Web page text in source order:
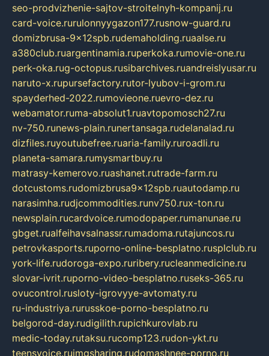
seo-prodvizhenie-sajtov-stroitelnyh-kompanij.ru
card-voice.rurulonnyygazon177.rusnow-guard.ru
domizbrusa-9x12spb.rudemaholding.ruaalse.ru
a380club.ruargentinamia.ruperkoka.rumovie-one.ru
perk-oka.rug-octopus.rusibarchives.ruandreislyusar.ru
naruto-x.rupursefactory.rutor-lyubov-i-grom.ru
spayderhed-2022.rumovieone.ruevro-dez.ru
webamator.ruma-absolut1.ruavtopomosch27.ru
nv-750.runews-plain.runertansaga.rudelanalad.ru
dizfiles.ruyoutubefree.ruaria-family.ruroadli.ru
planeta-samara.rumysmartbuy.ru
matrasy-kemerovo.ruashanet.rutrade-farm.ru
dotcustoms.rudomizbrusa9x12spb.ruautodamp.ru
narasimha.rudjcommodities.runv750.rux-ton.ru
newsplain.rucardvoice.rumodopaper.rumanunae.ru
gbget.rualfeihavsalnassr.rumadoma.rutajuncos.ru
petrovkasports.ruporno-online-besplatno.rusplclub.ru
york-life.rudoroga-expo.ruribery.rucleanmedicine.ru
slovar-ivrit.ruporno-video-besplatno.ruseks-365.ru
ovucontrol.rusloty-igrovyye-avtomaty.ru
ru-industriya.rurusskoe-porno-besplatno.ru
belgorod-day.rudigilith.rupichkurovlab.ru
medic-today.rutaksu.rucomp123.rudon-ykt.ru
teensvoice.ruimgsharing.rudomashnee-porno.ru